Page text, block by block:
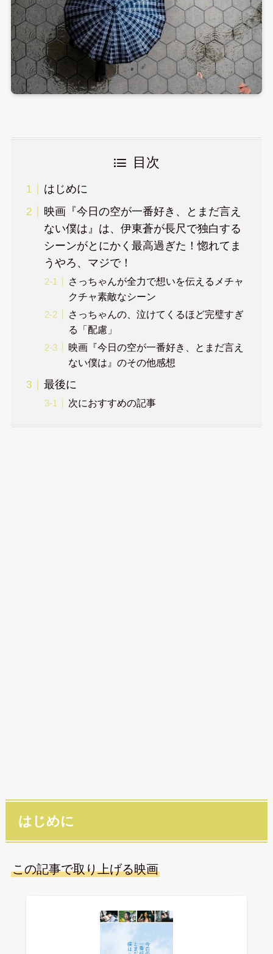
目次
はじめに
映画『今日の空が一番好き、とまだ言え
ない僕は』は、伊東蒼が長尺で独白する
シーンがとにかく最高過ぎた！惚れてま
うやろ、マジで！
さっちゃんが全力で想いを伝えるメチャ
クチャ素敵なシーン
さっちゃんの、泣けてくるほど完璧すぎ
る「配慮」
映画『今日の空が一番好き、とまだ言え
ない僕は』のその他感想
最後に
次におすすめの記事
はじめに
この記事で取り上げる映画